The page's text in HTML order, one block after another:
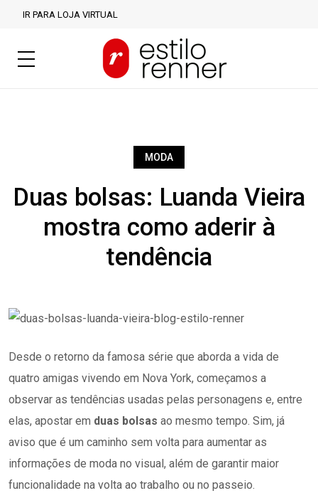
IR PARA LOJA VIRTUAL
MODA
Duas bolsas: Luanda Vieira
mostra como aderir à
tendência
Desde o retorno da famosa série que aborda a vida de
quatro amigas vivendo em Nova York, começamos a
observar as tendências usadas pelas personagens e, entre
elas, apostar em duas bolsas ao mesmo tempo. Sim, já
aviso que é um caminho sem volta para aumentar as
informações de moda no visual, além de garantir maior
funcionalidade na volta ao trabalho ou no passeio.